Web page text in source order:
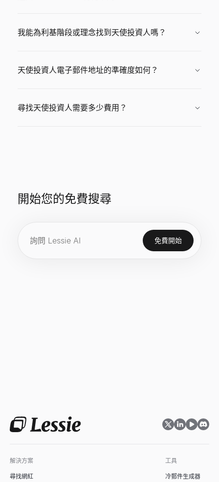
我能為利基階段或理念找到天使投資人嗎？
天使投資人電子郵件地址的準確度如何？
尋找天使投資人需要多少費用？
開始您的免費搜尋
免費開始
解決方案
尋找網紅
工具
冷郵件生成器